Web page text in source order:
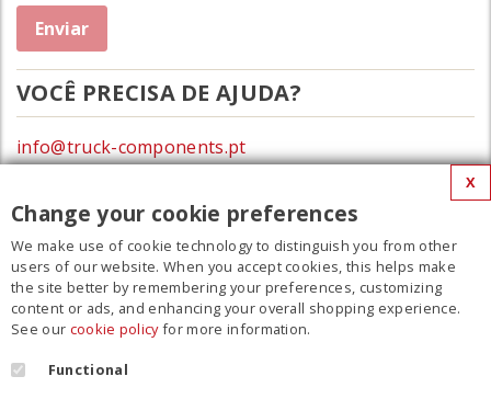
VOCÊ PRECISA DE AJUDA?
info@truck-components.pt
MENU
Filme
Contato
Regulamento
X
Change your cookie preferences
We make use of cookie technology to distinguish you from other
users of our website. When you accept cookies, this helps make
the site better by remembering your preferences, customizing
content or ads, and enhancing your overall shopping experience.
See our cookie policyfor more information.
Functional